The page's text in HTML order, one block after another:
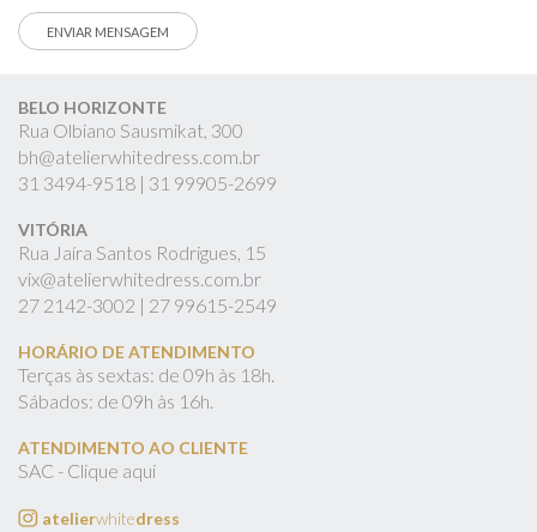
BELO HORIZONTE
Rua Olbiano Sausmikat, 300
bh@atelierwhitedress.com.br
31 3494-9518 | 31 99905-2699
VITÓRIA
Rua Jaíra Santos Rodrigues, 15
vix@atelierwhitedress.com.br
27 2142-3002 | 27 99615-2549
HORÁRIO DE ATENDIMENTO
Terças às sextas: de 09h às 18h.
Sábados: de 09h às 16h.
ATENDIMENTO AO CLIENTE
SAC - Clique aqui
atelierwhitedress